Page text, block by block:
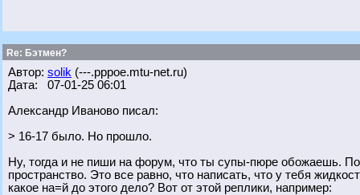
Re: Бэтмен?
Автор: solik (---.pppoe.mtu-net.ru)
Дата: 07-01-25 06:01
Александр Иваново писал:
> 16-17 было. Но прошло.
Ну, тогда и не пиши на форум, что ты супы-пюре обожаешь.
пространство. Это все равно, что написать, что у тебя
какое на=й до этого дело? Вот от этой реплики, например: